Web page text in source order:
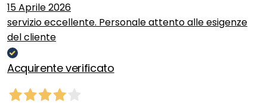
15 Aprile 2026
servizio eccellente. Personale attento alle esigenze
del cliente
Acquirente verificato